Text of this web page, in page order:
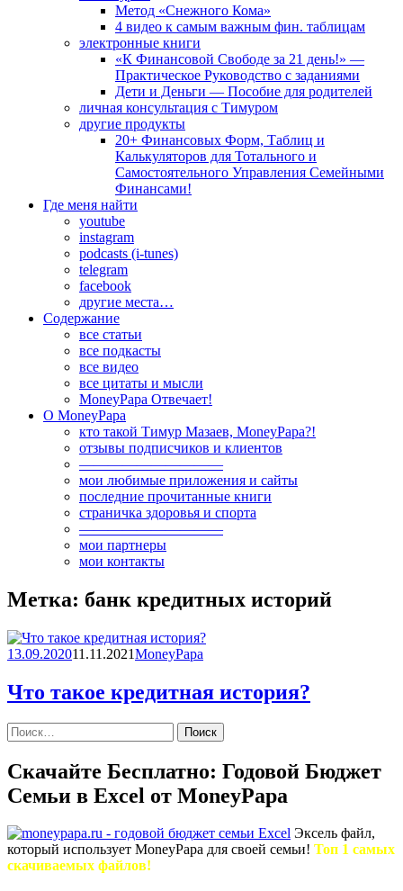
Метод «Снежного Кома»
4 видео к самым важным фин. таблицам
электронные книги
«К Финансовой Свободе за 21 день!» —
Практическое Руководство с заданиями
Дети и Деньги — Пособие для родителей
личная консультация с Тимуром
другие продукты
20+ Финансовых Форм, Таблиц и
Калькуляторов для Тотального и
Самостоятельного Управления Семейными
Финансами!
Где меня найти
youtube
instagram
podcasts (i-tunes)
telegram
facebook
другие места…
Содержание
все статьи
все подкасты
все видео
все цитаты и мысли
MoneyPapa Отвечает!
О MoneyPapa
кто такой Тимур Мазаев, MoneyPapa?!
отзывы подписчиков и клиентов
——————————
мои любимые приложения и сайты
последние прочитанные книги
страничка здоровья и спорта
——————————
мои партнеры
мои контакты
Метка: банк кредитных историй
13.09.202011.11.2021MoneyPapa
Что такое кредитная история?
Найти:
Скачайте Бесплатно: Годовой Бюджет
Семьи в Excel от MoneyPapa
Эксель файл,
который использует MoneyPapa для своей семьи! Топ 1 самых
скачиваемых файлов!